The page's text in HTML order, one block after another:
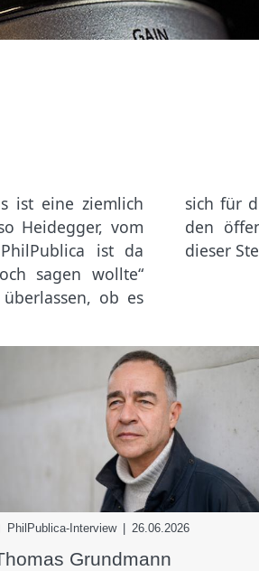
ist eine ziemlich
Heidegger, vom
ist da
sagen wollte“
ob es
– so wie wir es
ob sie an
dieser
PhilPublica-Interview | 26.06.2026
Grundmann